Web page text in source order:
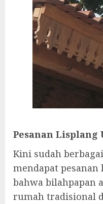
Pesanan Lisplang
Kini sudah
mendapat
bahwa bilahpapan
rumah tradisional